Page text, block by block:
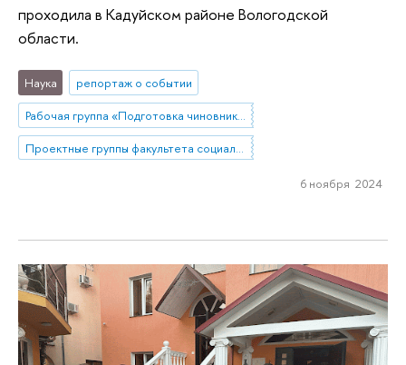
проходила в Кадуйском районе Вологодской
области.
Наука
репортаж о событии
Рабочая группа «Подготовка чиновников по особым поручениям»
6 ноября 2024